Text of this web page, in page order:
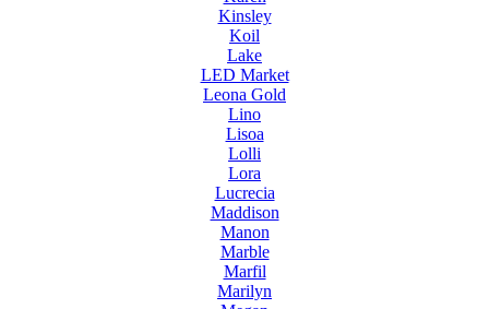
Kinsley
Koil
Lake
LED Market
Leona Gold
Lino
Lisoa
Lolli
Lora
Lucrecia
Maddison
Manon
Marble
Marfil
Marilyn